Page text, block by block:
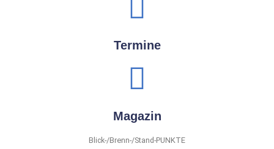
Termine
Magazin
Blick-/Brenn-/Stand-PUNKTE